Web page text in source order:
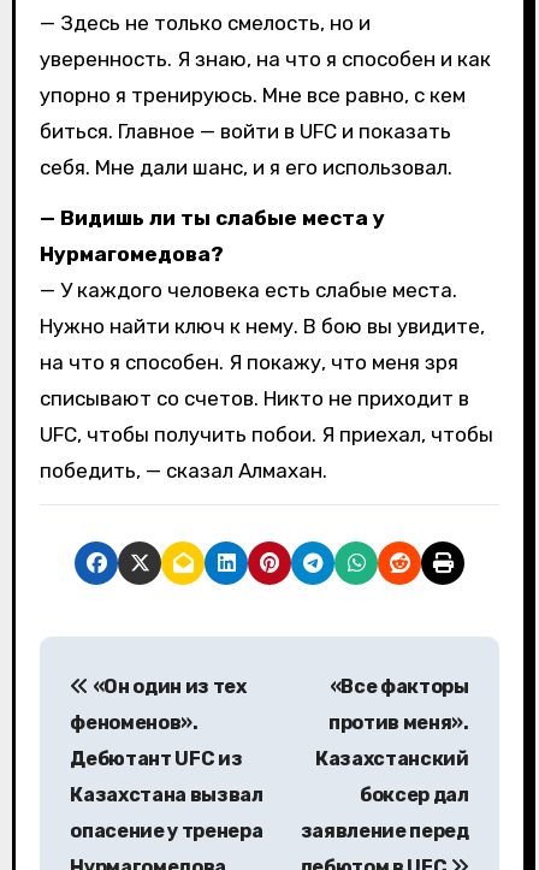
— Здесь не только смелость, но и
уверенность. Я знаю, на что я способен и как
упорно я тренируюсь. Мне все равно, с кем
биться. Главное — войти в UFC и показать
себя. Мне дали шанс, и я его использовал.
— Видишь ли ты слабые места у
Нурмагомедова?
— У каждого человека есть слабые места.
Нужно найти ключ к нему. В бою вы увидите,
на что я способен. Я покажу, что меня зря
списывают со счетов. Никто не приходит в
UFC, чтобы получить побои. Я приехал, чтобы
победить, — сказал Алмахан.
Н
«Он один из тех
феноменов».
Дебютант UFC из
Казахстана вызвал
опасение у тренера
«Все факторы
против меня».
Казахстанский
боксер дал
заявление перед